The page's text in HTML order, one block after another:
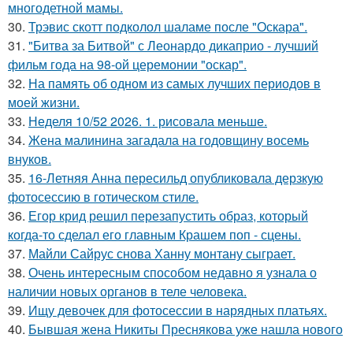
многодетной мамы.
30. Трэвис скотт подколол шаламе после "Оскара".
31. "Битва за Битвой" с Леонардо дикаприо - лучший
фильм года на 98-ой церемонии "оскар".
32. На память об одном из самых лучших периодов в
моей жизни.
33. Неделя 10/52 2026. 1. рисовала меньше.
34. Жена малинина загадала на годовщину восемь
внуков.
35. 16-Летняя Анна пересильд опубликовала дерзкую
фотосессию в готическом стиле.
36. Егор крид решил перезапустить образ, который
когда-то сделал его главным Крашем поп - сцены.
37. Майли Сайрус снова Ханну монтану сыграет.
38. Очень интересным способом недавно я узнала о
наличии новых органов в теле человека.
39. Ищу девочек для фотосессии в нарядных платьях.
40. Бывшая жена Никиты Преснякова уже нашла нового